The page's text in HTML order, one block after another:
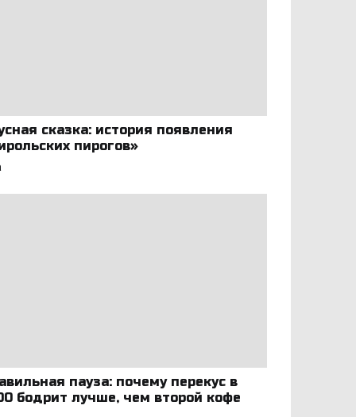
сказка: история появления
пирогов»
пауза: почему перекус в
бодрит лучше, чем второй кофе